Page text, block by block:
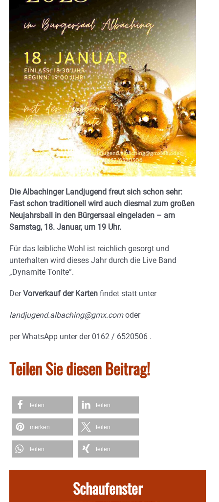
Die Albachinger Landjugend freut sich schon sehr:
Fast schon traditionell wird auch diesmal zum großen
Neujahrsball in den Bürgersaal eingeladen – am
Samstag, 18. Januar, um 19 Uhr.
Für das leibliche Wohl ist reichlich gesorgt und
unterhalten wird dieses Jahr durch die Live Band
„Dynamite Tonite”.
DerVorverkauf der Karten findet statt unter
landjugend.albaching@gmx.comoder
per WhatsApp unter der 0162 / 6520506 .
Teilen Sie diesen Beitrag!
teilen teilen
merken teilen
teilen teilen
Schaufenster